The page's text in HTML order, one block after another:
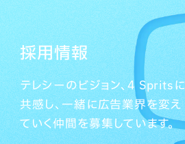
採用情報
テレシーのビジョン、4 Spritsに
共感し、一緒に広告業界を変え
ていく仲間を募集しています。